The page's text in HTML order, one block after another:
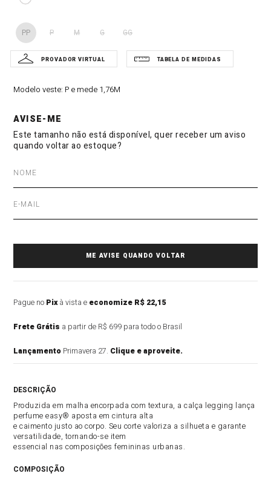
PP P M G GG
Modelo veste: P e mede 1,76M
Pague no Pixà vista e economize R$ 22,15
Frete Grátis a partir de R$ 699 para todo o Brasil
Lançamento Primavera 27. Clique e aproveite.
Produzida em malha encorpada com textura, a calça legging lança
perfume easy® aposta em cintura alta
e caimento justo ao corpo. Seu corte valoriza a silhueta e garante
versatilidade, tornando-se item
essencial nas composições femininas urbanas.
COMPOSIÇÃO